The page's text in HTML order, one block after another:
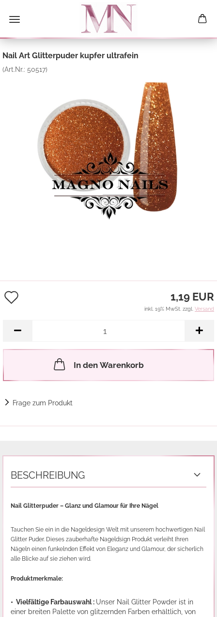
Nail Art Glitterpuder kupfer ultrafein
(Art.Nr.: 50517)
Merkzettel
1,19 EUR
inkl. 19% MwSt. zzgl. Versand
In den Warenkorb
Frage zum Produkt
BESCHREIBUNG
Nail Glitterpuder – Glanz und Glamour für Ihre Nägel
Tauchen Sie ein in die Nageldesign Welt mit unserem hochwertigen Nail
Glitter Puder. Dieses zauberhafte Nageldsign Produkt verleiht Ihren
Nägeln einen funkelnden Effekt von Eleganz und Glamour, der sicherlich
alle Blicke auf sie ziehen wird.
Produktmerkmale:
• Vielfältige Farbauswahl : Unser Nail Glitter Powder ist in
einer breiten Palette von glitzernden Farben erhältlich, von